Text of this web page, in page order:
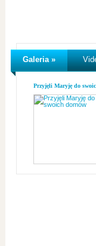
Galeria »
Przyjęli Maryję do